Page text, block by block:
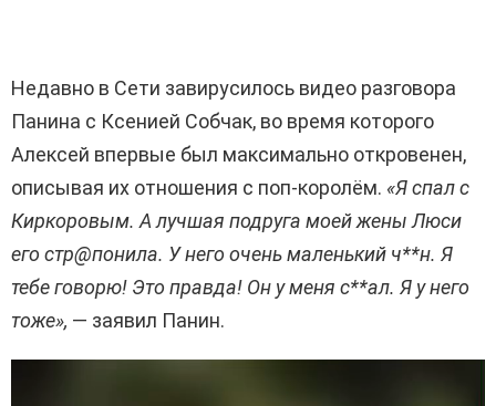
Недавно в Сети завирусилось видео разговора
Панина с Ксенией Собчак, во время которого
Алексей впервые был максимально откровенен,
описывая их отношения с поп-королём. «Я спал с
Киркоровым. А лучшая подруга моей жены Люси
его стр@понила. У него очень маленький ч**н. Я
тебе говорю! Это правда! Он у меня с**ал. Я у него
тоже», — заявил Панин.